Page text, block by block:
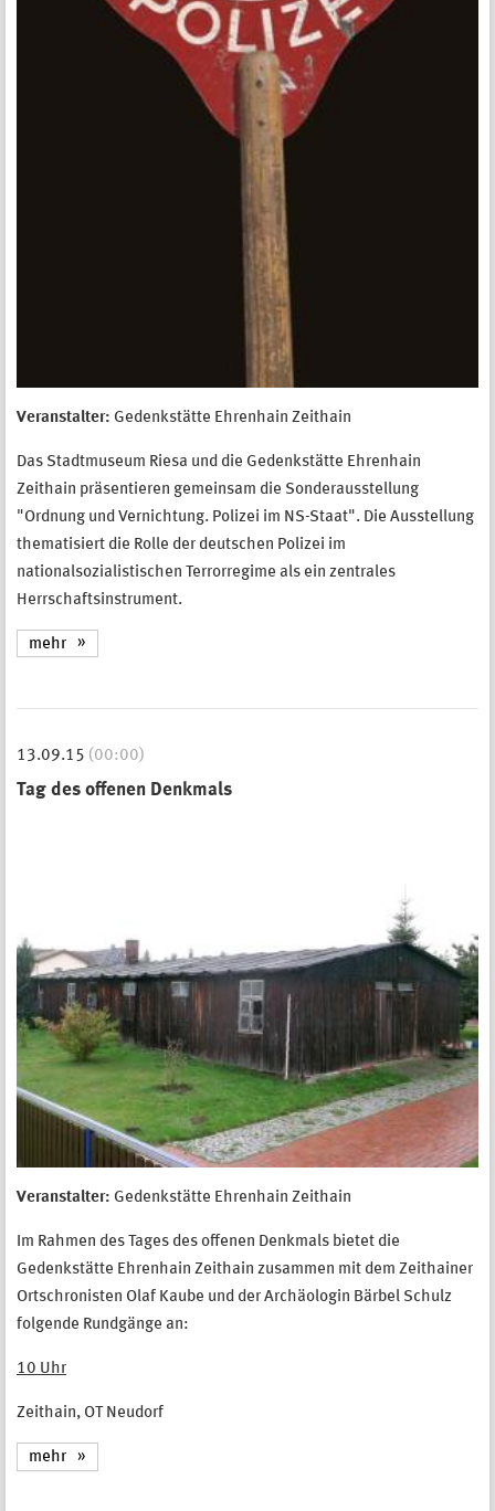
Veranstalter: Gedenkstätte Ehrenhain Zeithain
Das Stadtmuseum Riesa und die Gedenkstätte Ehrenhain
Zeithain präsentieren gemeinsam die Sonderausstellung
"Ordnung und Vernichtung. Polizei im NS-Staat". Die Ausstellung
thematisiert die Rolle der deutschen Polizei im
nationalsozialistischen Terrorregime als ein zentrales
Herrschaftsinstrument.
mehr
13.09.15 (00:00)
Tag des offenen Denkmals
Veranstalter: Gedenkstätte Ehrenhain Zeithain
Im Rahmen des Tages des offenen Denkmals bietet die
Gedenkstätte Ehrenhain Zeithain zusammen mit dem Zeithainer
Ortschronisten Olaf Kaube und der Archäologin Bärbel Schulz
folgende Rundgänge an:
10 Uhr
Zeithain, OT Neudorf
mehr